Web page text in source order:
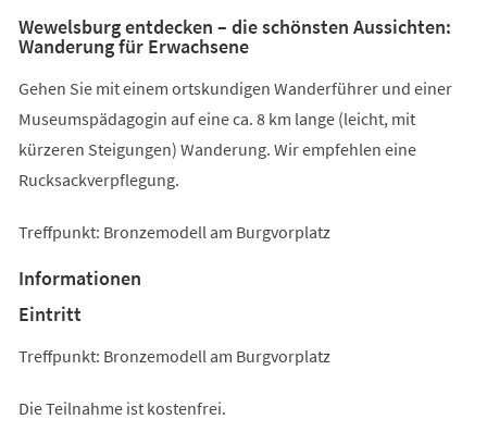
Wewelsburg entdecken – die schönsten Aussichten:
Wanderung für Erwachsene
Gehen Sie mit einem ortskundigen Wanderführer und einer
Museumspädagogin auf eine ca. 8 km lange (leicht, mit
kürzeren Steigungen) Wanderung. Wir empfehlen eine
Rucksackverpflegung.
Treffpunkt: Bronzemodell am Burgvorplatz
Informationen
Eintritt
Treffpunkt: Bronzemodell am Burgvorplatz
Die Teilnahme ist kostenfrei.